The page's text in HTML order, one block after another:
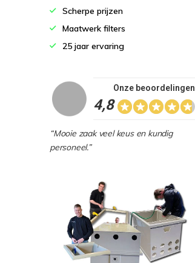
Scherpe prijzen
Maatwerk filters
25 jaar ervaring
4,8
Onze beoordelingen
“Mooie zaak veel keus en kundig
personeel.”